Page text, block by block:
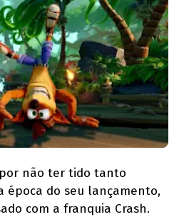
não ter tido tanto
época do seu lançamento,
com a franquia Crash.